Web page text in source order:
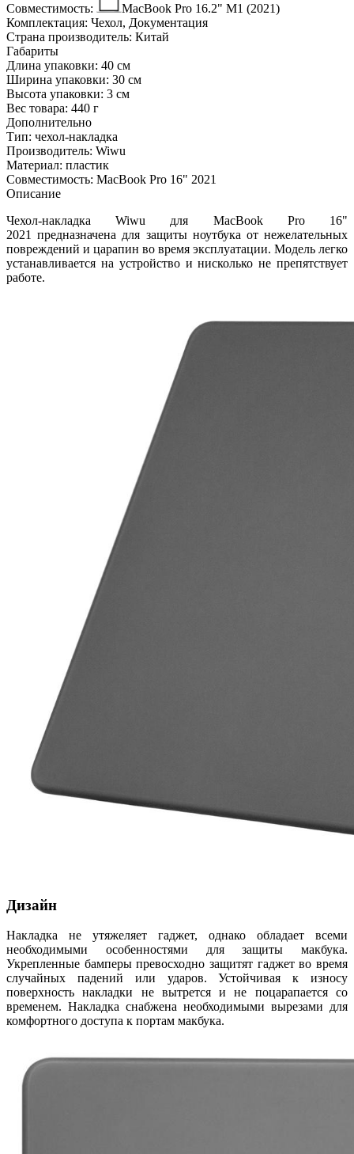
Совместимость:
MacBook Pro 16.2" M1 (2021)
Комплектация: Чехол, Документация
Страна производитель: Китай
Габариты
Длина упаковки: 40 см
Ширина упаковки: 30 см
Высота упаковки: 3 см
Вес товара: 440 г
Дополнительно
Тип: чехол-накладка
Производитель: Wiwu
Материал: пластик
Совместимость: MacBook Pro 16" 2021
Описание
Чехол-накладка Wiwu для MacBook Pro 16"
2021 предназначена для защиты ноутбука от нежелательных
повреждений и царапин во время эксплуатации. Модель легко
устанавливается на устройство и нисколько не препятствует
работе.
Дизайн
Накладка не утяжеляет гаджет, однако обладает всеми
необходимыми особенностями для защиты макбука.
Укрепленные бамперы превосходно защитят гаджет во время
случайных падений или ударов. Устойчивая к износу
поверхность накладки не вытрется и не поцарапается со
временем. Накладка снабжена необходимыми вырезами для
комфортного доступа к портам макбука.